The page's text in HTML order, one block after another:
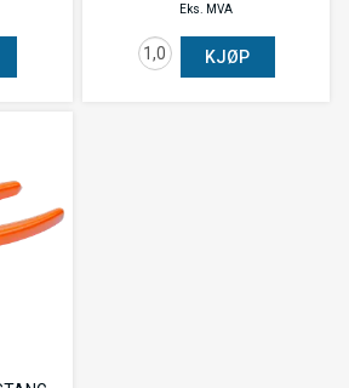
Eks. MVA
KJØP